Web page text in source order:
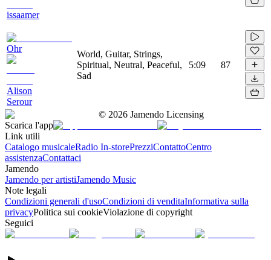
issaamer
Ohr
Alison
Serour
World, Guitar, Strings,
Spiritual, Neutral, Peaceful,
Sad
5:09 87
© 2026 Jamendo Licensing
Scarica l'app
Link utili
Catalogo musicaleRadio In-storePrezziContattoCentro
assistenzaContattaci
Jamendo
Jamendo per artistiJamendo Music
Note legali
Condizioni generali d'usoCondizioni di venditaInformativa sulla
privacyPolitica sui cookieViolazione di copyright
Seguici